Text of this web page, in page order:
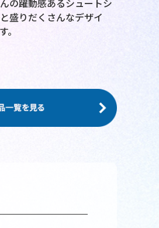
の躍動感あるシュートシ
盛りだくさんなデザイ